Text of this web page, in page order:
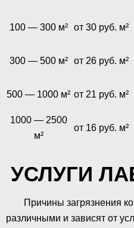
100 — 300 м² от 30 руб. м²
300 — 500 м² от 26 руб. м²
500 — 1000 м² от 21 руб. м²
1000 — 2500
м²
от 16 руб. м²
УСЛУГИ
Причины загрязнения
различными и зависят от